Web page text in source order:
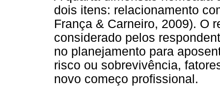
dois itens: relacionamento
França & Carneiro, 2009). O
considerado pelos
no planejamento para
risco ou sobrevivência,
novo começo profissional.